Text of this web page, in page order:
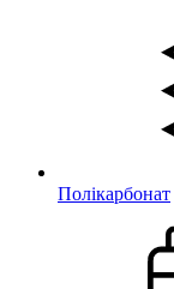
Полікарбонат